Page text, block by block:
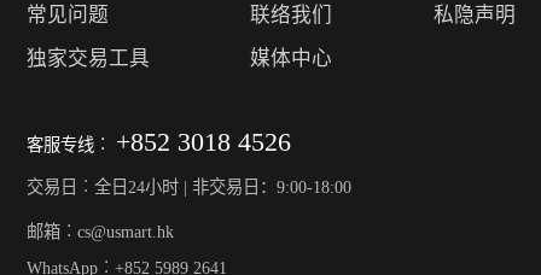
常见问题
独家交易工具
联络我们
媒体中心
私隐声明
客服专线︰ +852 3018 4526
交易日︰全日24小时 | 非交易日：9:00-18:00
邮箱︰cs@usmart.hk
WhatsApp︰+852 5989 2641